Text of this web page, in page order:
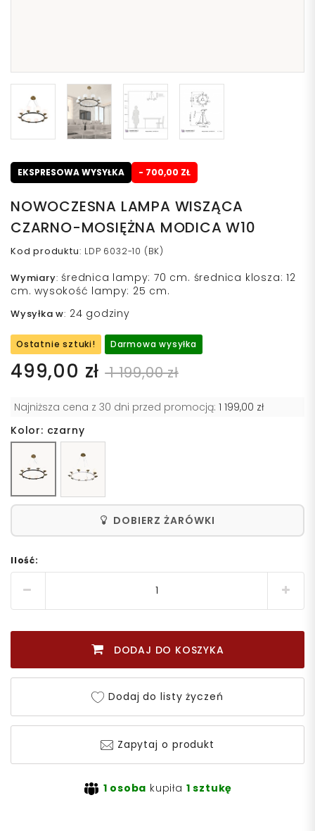
EKSPRESOWA WYSYŁKA - 700,00 ZŁ
NOWOCZESNA LAMPA WISZĄCA
CZARNO-MOSIĘŻNA MODICA W10
Kod produktu: LDP 6032-10 (BK)
Wymiary: średnica lampy: 70 cm. średnica klosza: 12
cm. wysokość lampy: 25 cm.
Wysyłka w: 24 godziny
Ostatnie sztuki! Darmowa wysyłka
499,00 zł 1 199,00 zł
Najniższa cena z 30 dni przed promocją: 1 199,00 zł
Kolor: czarny
DOBIERZ ŻARÓWKI
Ilość:
DODAJ DO KOSZYKA
Dodaj do listy życzeń
Zapytaj o produkt
1 osoba kupiła 1 sztukę